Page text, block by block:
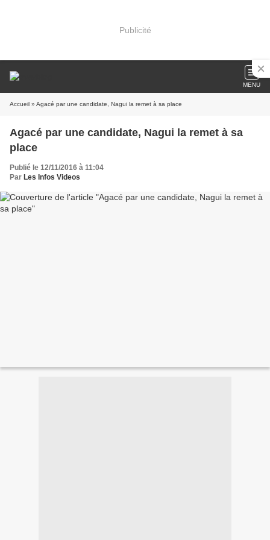
Publicité
MENU
Accueil » Agacé par une candidate, Nagui la remet à sa place
Agacé par une candidate, Nagui la remet à sa
place
Publié le 12/11/2016 à 11:04
Par Les Infos Videos